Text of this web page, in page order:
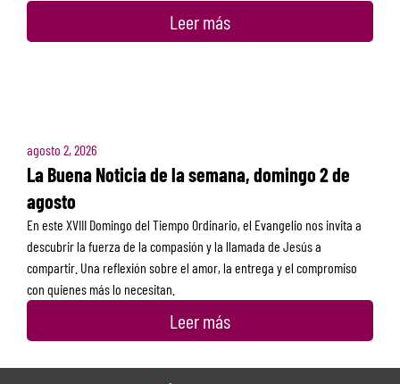
Leer más
agosto 2, 2026
La Buena Noticia de la semana, domingo 2 de
agosto
En este XVIII Domingo del Tiempo Ordinario, el Evangelio nos invita a
descubrir la fuerza de la compasión y la llamada de Jesús a
compartir. Una reflexión sobre el amor, la entrega y el compromiso
con quienes más lo necesitan.
Leer más